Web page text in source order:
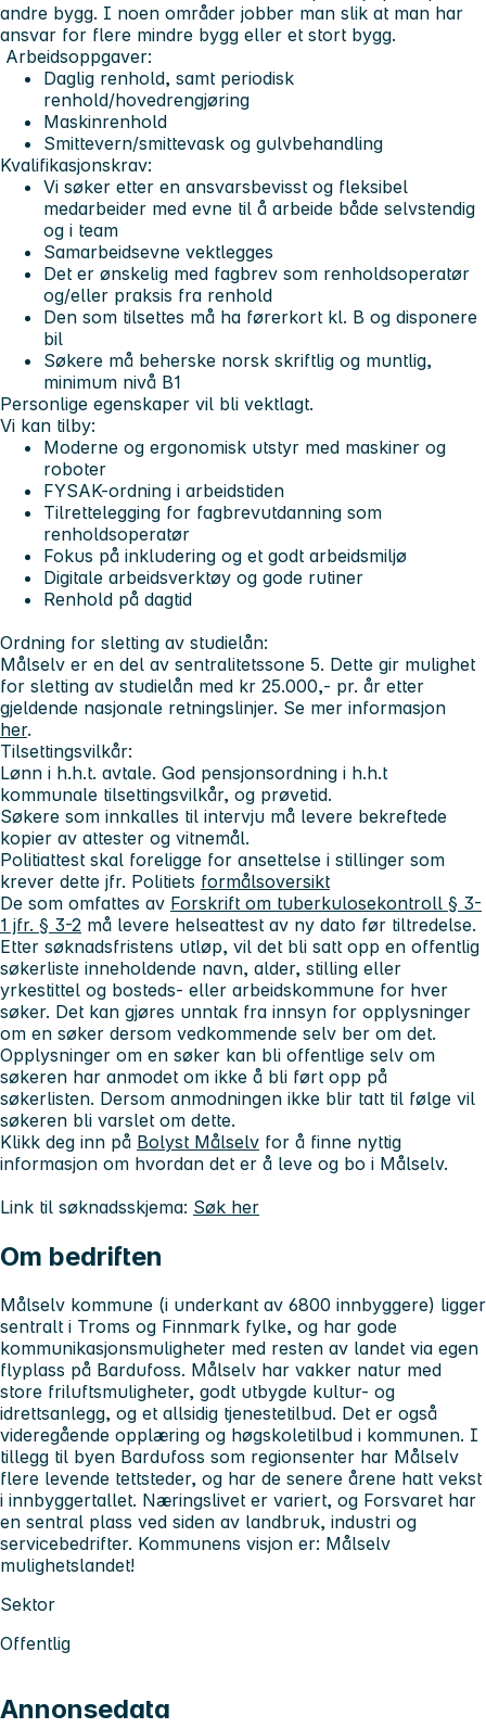
andre bygg. I noen områder jobber man slik at man har
ansvar for flere mindre bygg eller et stort bygg.
Arbeidsoppgaver:
Daglig renhold, samt periodisk
renhold/hovedrengjøring
Maskinrenhold
Smittevern/smittevask og gulvbehandling
Kvalifikasjonskrav:
Vi søker etter en ansvarsbevisst og fleksibel
medarbeider med evne til å arbeide både selvstendig
og i team
Samarbeidsevne vektlegges
Det er ønskelig med fagbrev som renholdsoperatør
og/eller praksis fra renhold
Den som tilsettes må ha førerkort kl. B og disponere
bil
Søkere må beherske norsk skriftlig og muntlig,
minimum nivå B1
Personlige egenskaper vil bli vektlagt.
Vi kan tilby:
Moderne og ergonomisk utstyr med maskiner og
roboter
FYSAK-ordning i arbeidstiden
Tilrettelegging for fagbrevutdanning som
renholdsoperatør
Fokus på inkludering og et godt arbeidsmiljø
Digitale arbeidsverktøy og gode rutiner
Renhold på dagtid
Ordning for sletting av studielån:
Målselv er en del av sentralitetssone 5. Dette gir mulighet
for sletting av studielån med kr 25.000,- pr. år etter
gjeldende nasjonale retningslinjer. Se mer informasjon
her.
Tilsettingsvilkår:
Lønn i h.h.t. avtale. God pensjonsordning i h.h.t
kommunale tilsettingsvilkår, og prøvetid.
Søkere som innkalles til intervju må levere bekreftede
kopier av attester og vitnemål.
Politiattest skal foreligge for ansettelse i stillinger som
krever dette jfr. Politiets formålsoversikt
De som omfattes av Forskrift om tuberkulosekontroll § 3-
1 jfr. § 3-2 må levere helseattest av ny dato før tiltredelse.
Etter søknadsfristens utløp, vil det bli satt opp en offentlig
søkerliste inneholdende navn, alder, stilling eller
yrkestittel og bosteds- eller arbeidskommune for hver
søker. Det kan gjøres unntak fra innsyn for opplysninger
om en søker dersom vedkommende selv ber om det.
Opplysninger om en søker kan bli offentlige selv om
søkeren har anmodet om ikke å bli ført opp på
søkerlisten. Dersom anmodningen ikke blir tatt til følge vil
søkeren bli varslet om dette.
Klikk deg inn på Bolyst Målselv for å finne nyttig
informasjon om hvordan det er å leve og bo i Målselv.
Link til søknadsskjema: Søk her
Om bedriften
Målselv kommune (i underkant av 6800 innbyggere) ligger
sentralt i Troms og Finnmark fylke, og har gode
kommunikasjonsmuligheter med resten av landet via egen
flyplass på Bardufoss. Målselv har vakker natur med
store friluftsmuligheter, godt utbygde kultur- og
idrettsanlegg, og et allsidig tjenestetilbud. Det er også
videregående opplæring og høgskoletilbud i kommunen. I
tillegg til byen Bardufoss som regionsenter har Målselv
flere levende tettsteder, og har de senere årene hatt vekst
i innbyggertallet. Næringslivet er variert, og Forsvaret har
en sentral plass ved siden av landbruk, industri og
servicebedrifter. Kommunens visjon er: Målselv
mulighetslandet!
Sektor
Offentlig
Annonsedata